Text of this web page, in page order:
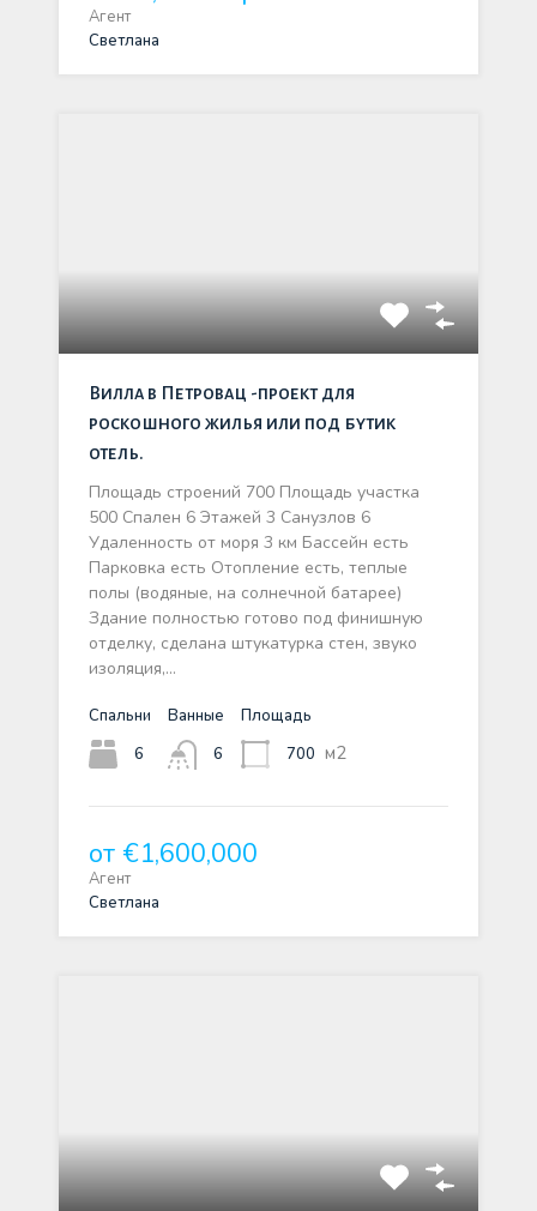
Агент
Светлана
Вилла в Петровац -проект для
роскошного жилья или под бутик
отель.
Площадь строений 700 Площадь участка
500 Спален 6 Этажей 3 Санузлов 6
Удаленность от моря 3 км Бассейн есть
Парковка есть Отопление есть, теплые
полы (водяные, на солнечной батарее)
Здание полностью готово под финишную
отделку, сделана штукатурка стен, звуко
изоляция,…
Спальни
6
Ванные
6
Площадь
700 м2
от €1,600,000
Агент
Светлана